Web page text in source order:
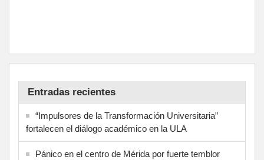
Entradas recientes
“Impulsores de la Transformación Universitaria”
fortalecen el diálogo académico en la ULA
Pánico en el centro de Mérida por fuerte temblor